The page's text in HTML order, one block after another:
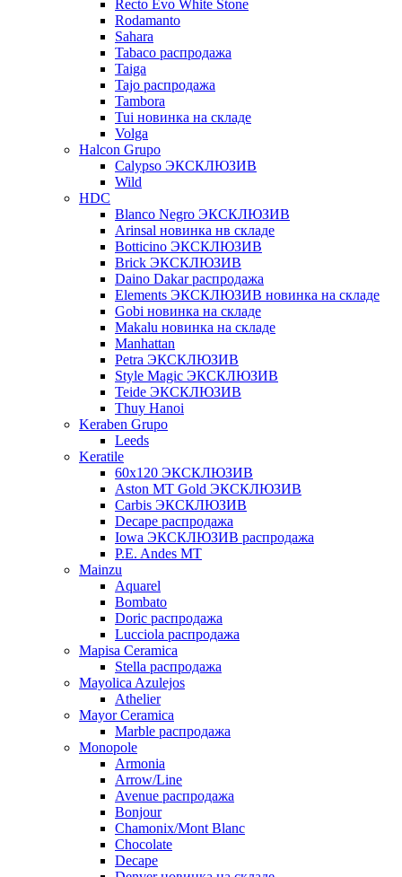
Recto Evo White Stone
Rodamanto
Sahara
Tabaco распродажа
Taiga
Tajo распродажа
Tambora
Tui новинка на складе
Volga
Halcon Grupo
Calypso ЭКСКЛЮЗИВ
Wild
HDC
Blanco Negro ЭКСКЛЮЗИВ
Arinsal новинка нв складе
Botticino ЭКСКЛЮЗИВ
Brick ЭКСКЛЮЗИВ
Daino Dakar распродажа
Elements ЭКСКЛЮЗИВ новинка на складе
Gobi новинка на складе
Makalu новинка на складе
Manhattan
Petra ЭКСКЛЮЗИВ
Style Magic ЭКСКЛЮЗИВ
Teide ЭКСКЛЮЗИВ
Thuy Hanoi
Keraben Grupo
Leeds
Keratile
60х120 ЭКСКЛЮЗИВ
Aston MT Gold ЭКСКЛЮЗИВ
Carbis ЭКСКЛЮЗИВ
Decape распродажа
Iowa ЭКСКЛЮЗИВ распродажа
P.E. Andes MT
Mainzu
Aquarel
Bombato
Doric распродажа
Lucciola распродажа
Mapisa Ceramica
Stella распродажа
Mayolica Azulejos
Athelier
Mayor Ceramica
Marble распродажа
Monopole
Armonia
Arrow/Line
Avenue распродажа
Bonjour
Chamonix/Mont Blanc
Chocolate
Decape